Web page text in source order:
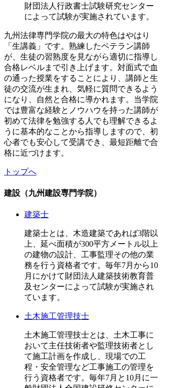
財団法人行政書士試験研究センター
によって試験が実施されています。
九州法律専門学院の最大の特色はやはり
「生講義」です。熟練したベテラン講師
が、生徒の習熟度を見ながら適切に指導し
合格レベルまで引き上げます。対面式で血
の通った授業をすることにより、講師と生
徒の交流が生まれ、気軽に質問できるよう
になり、自然と合格に導かれます。当学院
では豊富な経験とノウハウを持った講師が
初めて法律を勉強する人でも理解できるよ
うに基本的なことから指導しますので、初
心者でも安心して受講でき、最短距離で合
格に近づけます。
トップへ
建設（九州建設専門学院）
建築士
建築士とは、木造建築であれば3階以
上、延べ面積が300平方メートル以上
の建物の設計、工事監理その他の業
務を行う資格者です。毎年7月から10
月にかけて財団法人建築技術教育普
及センターによって試験が実施され
ています。
土木施工管理技士
土木施工管理技士とは、土木工事に
おいて主任技術者や監理技術者とし
て施工計画を作成し、現場での工
程・安全管理など工事施工の管理を
行う資格者です。毎年7月と10月に一